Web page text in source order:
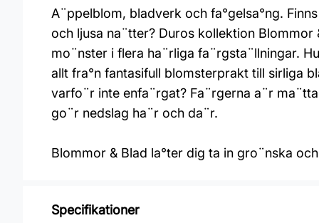
A¨ppelblom, bladverk och fa°gelsa°ng.
och ljusa na¨tter? Duros kollektion
mo¨nster i flera ha¨rliga fa¨rgsta¨llningar.
allt fra°n fantasifull blomsterprakt till sirliga
varfo¨r inte enfa¨rgat? Fa¨rgerna a¨r
go¨r nedslag ha¨r och da¨r.
Blommor & Blad la°ter dig ta in gro¨nska
Specifikationer